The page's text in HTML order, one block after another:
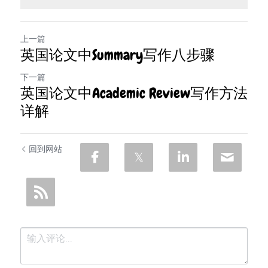
上一篇
英国论文中Summary写作八步骤
下一篇
英国论文中Academic Review写作方法
详解
回到网站